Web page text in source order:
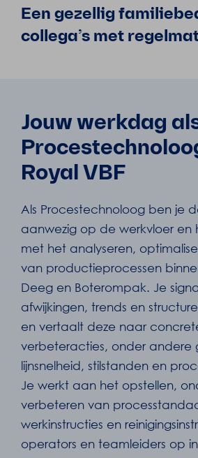
Een gezellig
collega’s met
Jouw werkdag
Royal VBF
Als Procestechnoloog ben je
aanwezig op de werkvloer en
met het analyseren,
van productieprocessen
Deeg en Boterompak. Je
afwijkingen, trends en
en vertaalt deze naar
verbeteracties, onder andere
lijnsnelheid, stilstanden en
Je werkt aan het opstellen,
verbeteren van
werkinstructies en
operators en teamleiders op